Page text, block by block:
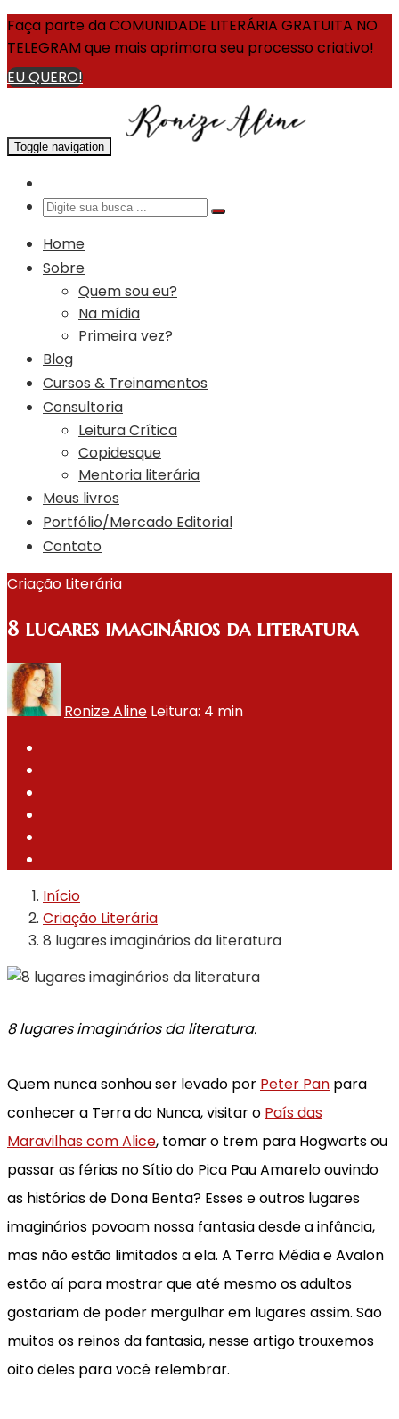
Faça parte da COMUNIDADE LITERÁRIA GRATUITA NO
TELEGRAM que mais aprimora seu processo criativo!
EU QUERO!
Toggle navigation
Home
Sobre
Quem sou eu?
Na mídia
Primeira vez?
Blog
Cursos & Treinamentos
Consultoria
Leitura Crítica
Copidesque
Mentoria literária
Meus livros
Portfólio/Mercado Editorial
Contato
Criação Literária
8 lugares imaginários da literatura
Ronize Aline Leitura: 4 min
Início
Criação Literária
8 lugares imaginários da literatura
8 lugares imaginários da literatura.
Quem nunca sonhou ser levado por Peter Pan para
conhecer a Terra do Nunca, visitar o País das
Maravilhas com Alice, tomar o trem para Hogwarts ou
passar as férias no Sítio do Pica Pau Amarelo ouvindo
as histórias de Dona Benta? Esses e outros lugares
imaginários povoam nossa fantasia desde a infância,
mas não estão limitados a ela. A Terra Média e Avalon
estão aí para mostrar que até mesmo os adultos
gostariam de poder mergulhar em lugares assim. São
muitos os reinos da fantasia, nesse artigo trouxemos
oito deles para você relembrar.